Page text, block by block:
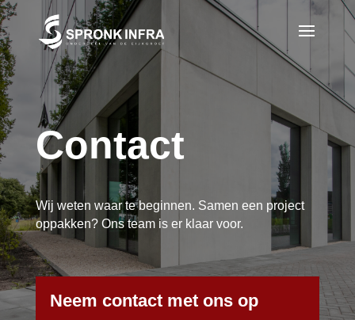
Contact
Wij weten waar te beginnen. Samen een project
oppakken? Ons team is er klaar voor.
Neem contact met ons op